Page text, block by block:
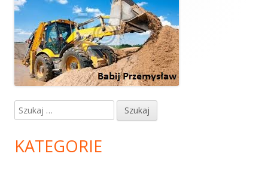
panel
boczny
Szukaj:
KATEGORIE